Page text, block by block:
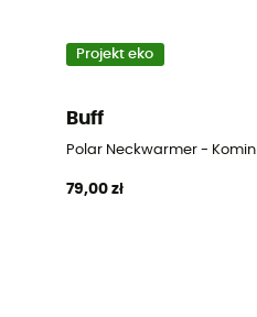
Projekt eko
Buff
Polar Neckwarmer - Komin
79,00 zł